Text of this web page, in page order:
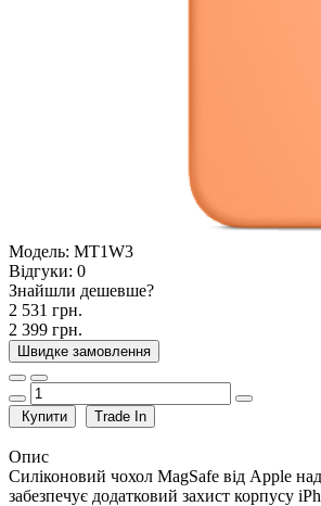
Модель: MT1W3
Відгуки: 0
Знайшли дешевше?
2 531 грн.
2 399 грн.
Швидке замовлення
Купити Trade In
Опис
Силіконовий чохол MagSafe від Apple
забезпечує додатковий захист корпусу